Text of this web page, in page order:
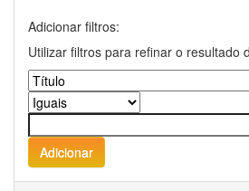
Adicionar filtros:
Utilizar filtros para refinar o resultado